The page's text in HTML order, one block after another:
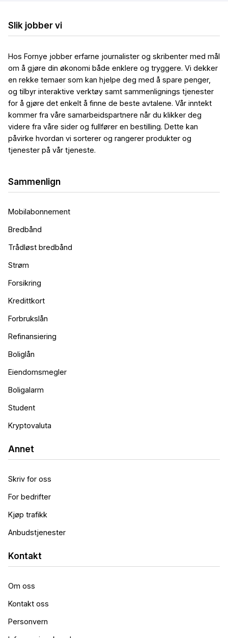
Slik jobber vi
Hos Fornye jobber erfarne journalister og skribenter med mål
om å gjøre din økonomi både enklere og tryggere. Vi dekker
en rekke temaer som kan hjelpe deg med å spare penger,
og tilbyr interaktive verktøy samt sammenlignings tjenester
for å gjøre det enkelt å finne de beste avtalene. Vår inntekt
kommer fra våre samarbeidspartnere når du klikker deg
videre fra våre sider og fullfører en bestilling. Dette kan
påvirke hvordan vi sorterer og rangerer produkter og
tjenester på vår tjeneste.
Sammenlign
Mobilabonnement
Bredbånd
Trådløst bredbånd
Strøm
Forsikring
Kredittkort
Forbrukslån
Refinansiering
Boliglån
Eiendomsmegler
Boligalarm
Student
Kryptovaluta
Annet
Skriv for oss
For bedrifter
Kjøp trafikk
Anbudstjenester
Kontakt
Om oss
Kontakt oss
Personvern